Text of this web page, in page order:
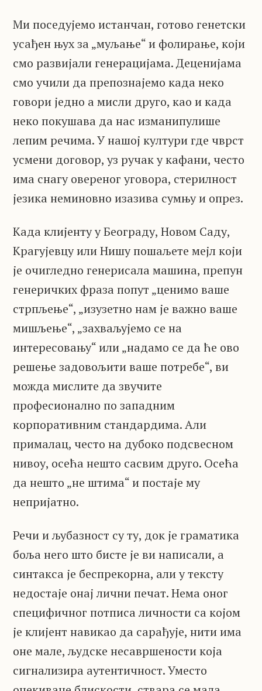
Ми поседујемо истанчан, готово генетски
усађен њух за „муљање“ и фолирање, који
смо развијали генерацијама. Деценијама
смо учили да препознајемо када неко
говори једно а мисли друго, као и када
неко покушава да нас изманипулише
лепим речима. У нашој култури где чврст
усмени договор, уз ручак у кафани, често
има снагу овереног уговора, стерилност
језика неминовно изазива сумњу и опрез.
Када клијенту у Београду, Новом Саду,
Крагујевцу или Нишу пошаљете мејл који
је очигледно генерисала машина, препун
генеричких фраза попут „ценимо ваше
стрпљење“, „изузетно нам је важно ваше
мишљење“, „захваљујемо се на
интересовању“ или „надамо се да ће ово
решење задовољити ваше потребе“, ви
можда мислите да звучите
професионално по западним
корпоративним стандардима. Али
прималац, често на дубоко подсвесном
нивоу, осећа нешто сасвим друго. Осећа
да нешто „не штима“ и постаје му
непријатно.
Речи и љубазност су ту, док је граматика
боља него што бисте је ви написали, а
синтакса је беспрекорна, али у тексту
недостаје онај лични печат. Нема оног
специфичног потписа личности са којом
је клијент навикао да сарађује, нити има
оне мале, људске несавршености која
сигнализира аутентичност. Уместо